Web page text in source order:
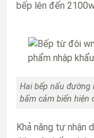
bếp lên đến
Hai bếp nấu
bấm cảm biến hiện
Khả năng tự nhận